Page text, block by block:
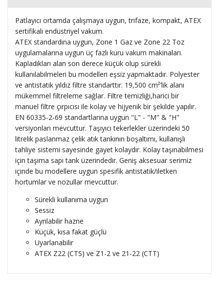
Patlayıcı ortamda çalışmaya uygun, trifaze, kompakt, ATEX
sertifikalı endüstriyel vakum.
ATEX standardına uygun, Zone 1 Gaz ve Zone 22 Toz
uygulamalarına uygun üç fazlı kuru vakum makinaları.
Kapladıkları alan son derece küçük olup sürekli
kullanılabilmeleri bu modelleri eşsiz yapmaktadır. Polyester
ve antistatik yıldız filtre standarttır. 19,500 cm²’lik alanı
mükemmel filtreleme sağlar. Filtre temizliği,harici bir
manuel filtre çırpıcısı ile kolay ve hijyenik bir şekilde yapılır.
EN 60335-2-69 standartlarına uygun "L" - "M" & "H"
versiyonları mevcuttur. Taşıyıcı tekerlekler üzerindeki 50
litrelik paslanmaz çelik atık tankının boşaltımı, kullanışlı
tahliye sistemi sayesinde gayet kolaydır. Kolay taşınabilmesi
için taşıma sapı tank üzerindedir. Geniş aksesuar serimiz
içinde bu modellere uygun spesifik antistatik/iletken
hortumlar ve nozullar mevcuttur.
Sürekli kullanıma uygun
Sessiz
Ayrılabilir hazne
Küçük, kısa fakat güçlü
Uyarlanabilir
ATEX Z22 (CTS) ve Z1-2 ve 21-22 (CTT)